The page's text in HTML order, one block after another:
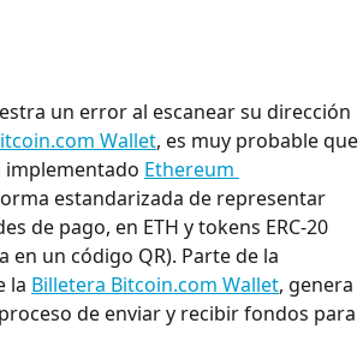
un error al escanear su dirección
Wallet, es muy probable que
implementado Ethereum
estandarizada de representar
de pago, en ETH y tokens ERC-20
en un código QR). Parte de la
la Billetera Bitcoin.com Wallet, genera
de enviar y recibir fondos para